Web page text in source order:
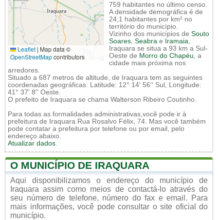
Leaflet | Map data ©
OpenStreetMapcontributors
759 habitantes no último censo.
A densidade demográfica é de
24,1 habitantes por km² no
território do município.
Vizinho dos municípios de Souto
Soares, Seabra e Iramaia,
Iraquara se situa a 93 km a Sul-
Oeste de Morro do Chapéu, a
cidade mais próxima nos
arredores.
Situado a 687 metros de altitude, de Iraquara tem as seguintes
coordenadas geográficas: Latitude: 12° 14' 56'' Sul, Longitude:
41° 37' 8'' Oeste.
O prefeito de Iraquara se chama Walterson Ribeiro Coutinho.
Para todas as formalidades administrativas,você pode ir à
prefeitura de Iraquara Rua Rosalvo Félix, 74. Mas você também
pode contatar a prefeitura por telefone ou por email, pelo
endereço abaixo.
Atualizar dados.
O MUNICÍPIO DE IRAQUARA
Aqui disponibilizamos o endereço do município de
Iraquara assim como meios de contactá-lo através do
seu número de telefone, número do fax e email. Para
mais informações, você pode consultar o site oficial do
município.